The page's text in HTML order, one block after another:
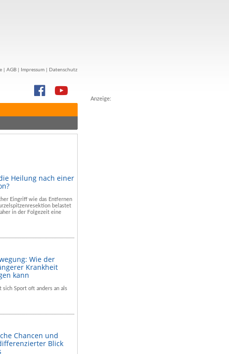
Anzeige:
AGB Impressum Datenschutz
Heilung nach einer
Eingriff wie das Entfernen
belastet
in der Folgezeit eine
Wie der
Krankheit
kann
sich Sport oft anders an als
Chancen und
Blick